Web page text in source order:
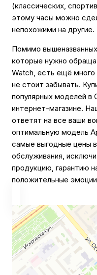
(классических,
этому часы можно
непохожими на другие.
Помимо
которые нужно
Watch, есть ещё
не стоит забывать.
популярных моделей
интернет-магазине.
ответят на все ваши
оптимальную модель
самые выгодные цены
обслуживания,
продукцию, гарантию
положительные